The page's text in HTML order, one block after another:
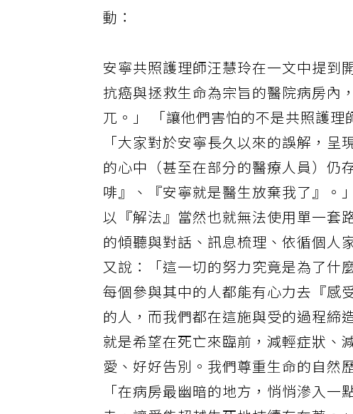
動：
安寧共照護理師汪慧玲在一文中提到
抗癌與拯救生命為宗旨的醫院病房內
兀。」 「讓他們害怕的不是共照護理
「大家對於安寧長久以來的誤解，
的心中（甚至在部分的醫療人員）仍
啡』、『安寧就是醫生放棄我了』。
以『解法』當然也就無法使用單一套
的傾聽與對話、訊息梳理、依循個人
又說：「這一切的努力究竟是為了什
每個參與其中的人都能有心力去『感
的人，而我們都在這施與受的過程締
就是希望在死亡來臨前，減輕症狀、
愛、好好告別。我們尊重生命的自然
「在病房最幽暗的地方，悄悄滲入